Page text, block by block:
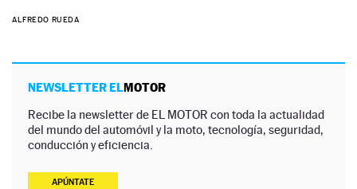
ALFREDO RUEDA
NEWSLETTER ELMOTOR
Recibe la newsletter de EL MOTOR con toda la actualidad
del mundo del automóvil y la moto, tecnología, seguridad,
conducción y eficiencia.
APÚNTATE